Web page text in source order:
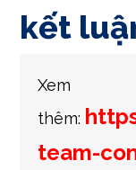
kết
Xem
thêm:
team-